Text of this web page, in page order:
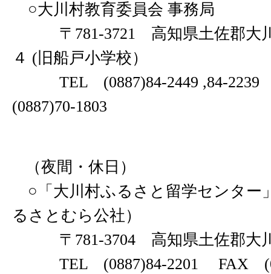
○大川村教育委員会 事務局
〒781-3721 高知県土佐郡大川
４ (旧船戸小学校）
TEL (0887)84-2449 ,84-
(0887)70-1803
（夜間・休日）
○「大川村ふるさと留学センタ
るさとむら公社）
〒781-3704 高知県土佐郡大川
TEL (0887)84-2201 FAX